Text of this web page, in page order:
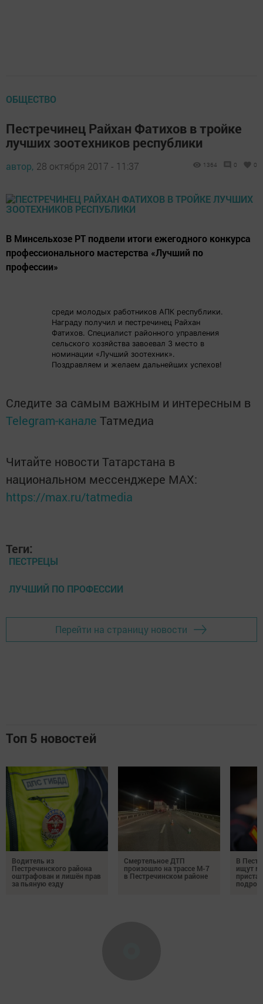
ОБЩЕСТВО
Пестречинец Райхан Фатихов в тройке
лучших зоотехников республики
автор, 28 октября 2017 - 11:37 1364 0 0
В Минсельхозе РТ подвели итоги ежегодного конкурса
профессионального мастерства «Лучший по
профессии»
среди молодых работников АПК республики.
Награду получил и пестречинец Райхан
Фатихов. Специалист районного управления
сельского хозяйства завоевал 3 место в
номинации «Лучший зоотехник».
Поздравляем и желаем дальнейших успехов!
Следите за самым важным и интересным в
Telegram-канале Татмедиа
Читайте новости Татарстана в
национальном мессенджере MАХ:
https://max.ru/tatmedia
Теги:
ПЕСТРЕЦЫ
ЛУЧШИЙ ПО ПРОФЕССИИ
Перейти на страницу новости
Топ 5 новостей
Водитель из
Пестречинского района
оштрафован и лишён прав
за пьяную езду
Смертельное ДТП
произошло на трассе М-7
в Пестречинском районе
В
ищут